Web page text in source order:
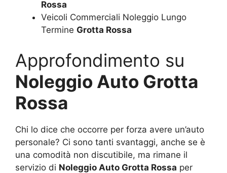
Rossa
Veicoli Commerciali Noleggio Lungo
Termine Grotta Rossa
Approfondimento su
Noleggio Auto Grotta
Rossa
Chi lo dice che occorre per forza avere un’auto
personale? Ci sono tanti svantaggi, anche se è
una comodità non discutibile, ma rimane il
servizio di Noleggio Auto Grotta Rossa per